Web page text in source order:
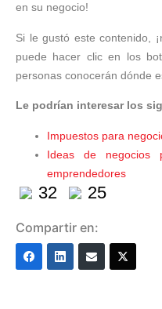
en su negocio!
Si le gustó este contenido,
puede hacer clic en los
personas conocerán dónde
Le podrían interesar los
Impuestos para
Ideas de negocios
emprendedores
32 25
Compartir en: